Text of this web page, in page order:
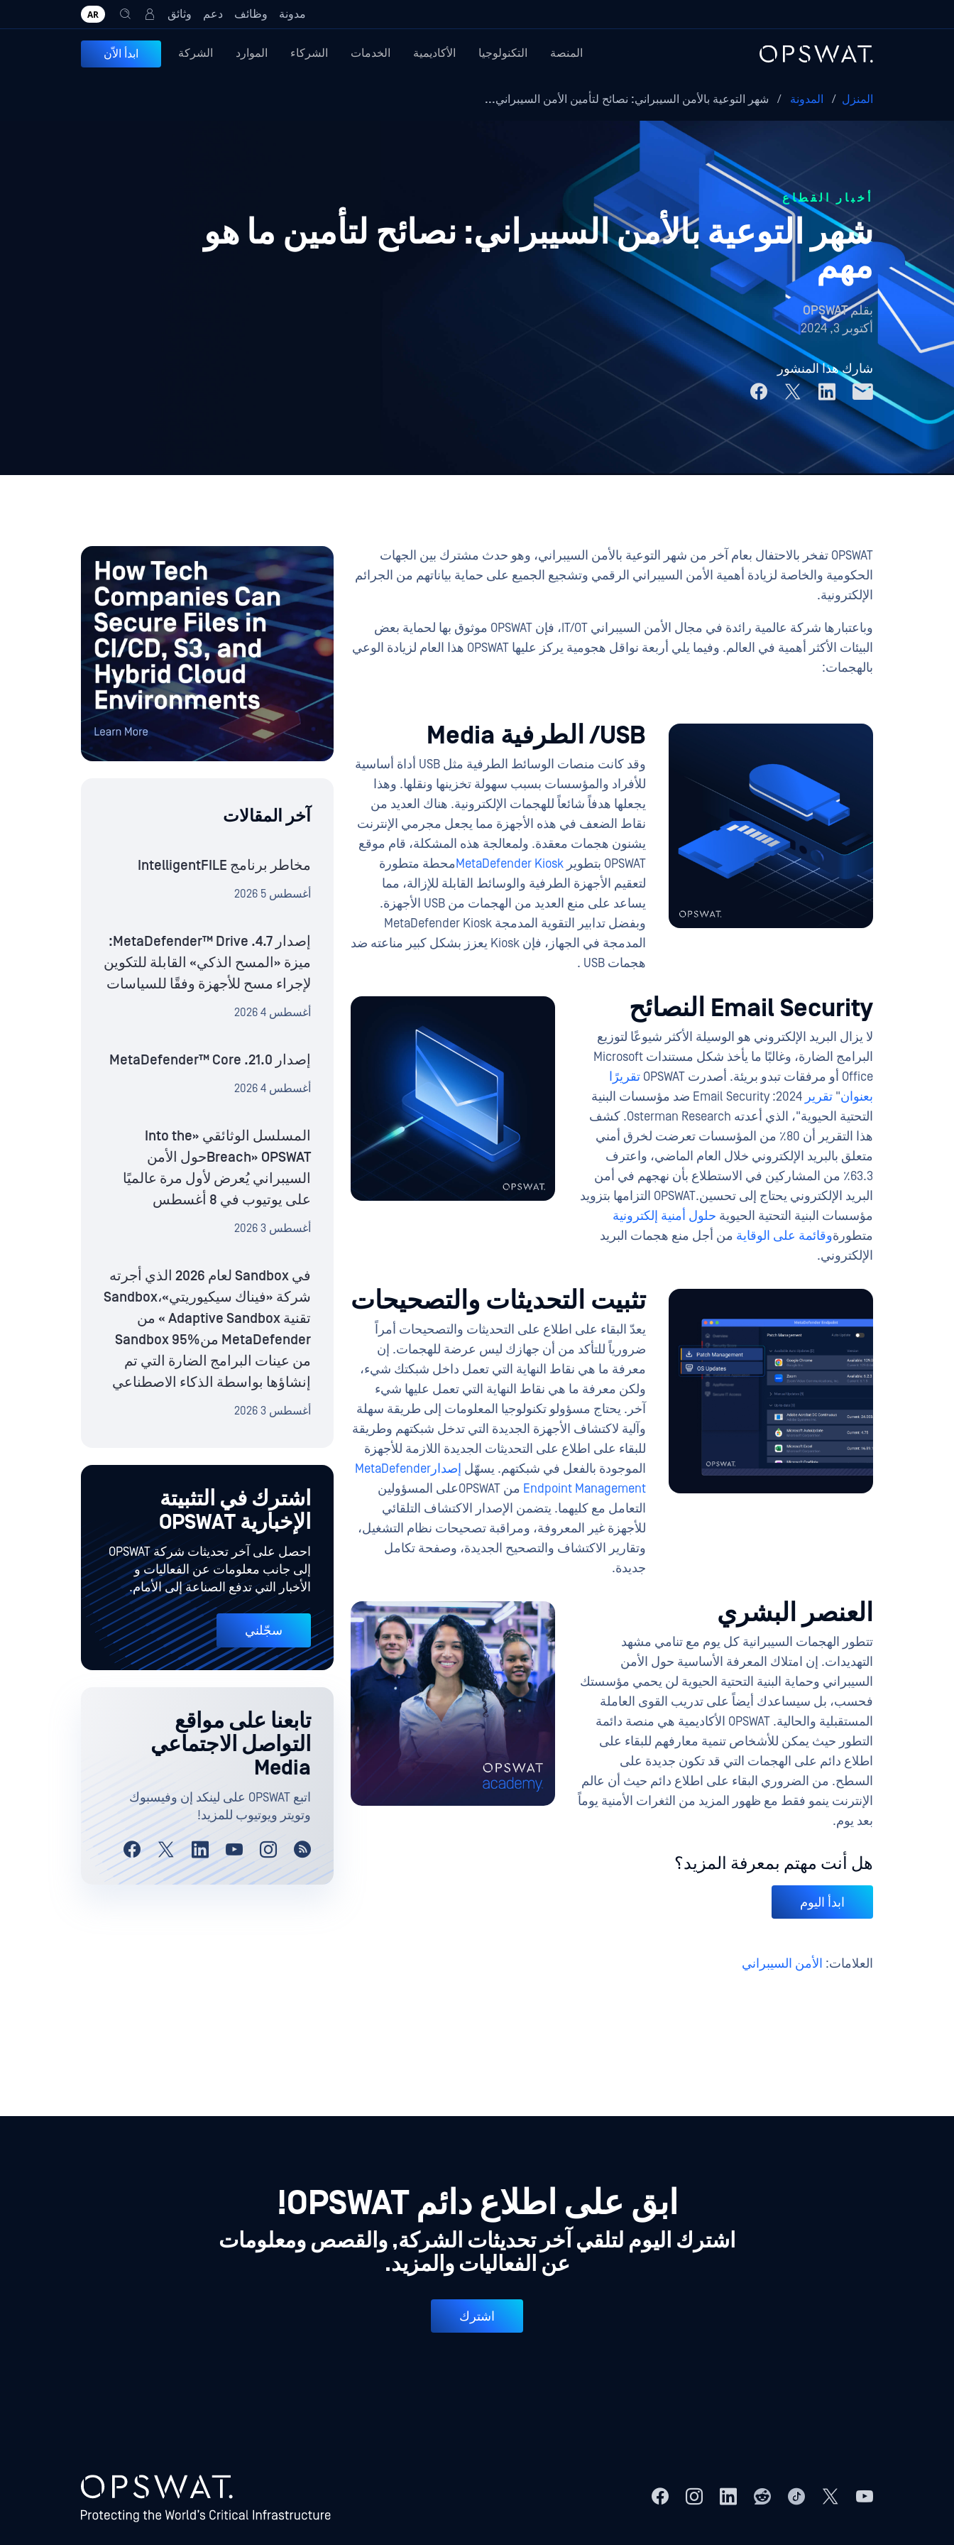
مدونة وظائف دعم وثائق AR
المنصة التكنولوجيا الأكاديمية الخدمات الشركاء الموارد الشركة ابدأ الاّن
المنزل / المدونة / شهر التوعية بالأمن السيبراني: نصائح لتأمين الأمن السيبراني...
أخبار القطاع
شهر التوعية بالأمن السيبراني: نصائح لتأمين ما هو
مهم
بقلمOPSWAT
أكتوبر 3, 2024
شارك هذا المنشور
OPSWAT تفخر بالاحتفال بعام آخر من شهر التوعية بالأمن السيبراني، وهو حدث مشترك بين الجهات
الحكومية والخاصة لزيادة أهمية الأمن السيبراني الرقمي وتشجيع الجميع على حماية بياناتهم من الجرائم
الإلكترونية.
وباعتبارها شركة عالمية رائدة في مجال الأمن السيبراني IT/OT، فإن OPSWAT موثوق بها لحماية بعض
البيئات الأكثر أهمية في العالم. وفيما يلي أربعة نواقل هجومية يركز عليها OPSWAT هذا العام لزيادة الوعي
بالهجمات:
USB/ الطرفية Media
وقد كانت منصات الوسائط الطرفية مثل USB أداة أساسية
للأفراد والمؤسسات بسبب سهولة تخزينها ونقلها. وهذا
يجعلها هدفاً شائعاً للهجمات الإلكترونية. هناك العديد من
نقاط الضعف في هذه الأجهزة مما يجعل مجرمي الإنترنت
يشنون هجمات معقدة. ولمعالجة هذه المشكلة، قام موقع
OPSWAT بتطوير
MetaDefender Kioskمحطة متطورة
لتعقيم الأجهزة الطرفية والوسائط القابلة للإزالة، مما
يساعد على منع العديد من الهجمات من USB الأجهزة.
وبفضل تدابير التقوية المدمجة MetaDefender Kiosk
المدمجة في الجهاز، فإن Kiosk يعزز بشكل كبير مناعته ضد
هجمات USB .
Email Security النصائح
لا يزال البريد الإلكتروني هو الوسيلة الأكثر شيوعًا لتوزيع
البرامج الضارة، وغالبًا ما يأخذ شكل مستندات Microsoft
Office أو مرفقات تبدو بريئة. أصدرت OPSWAT
تقريرًا
بعنوان" تقرير
2024: Email Security ضد مؤسسات البنية
التحتية الحيوية"، الذي أعدته Osterman Research. كشف
هذا التقرير أن 80٪ من المؤسسات تعرضت لخرق أمني
متعلق بالبريد الإلكتروني خلال العام الماضي، واعترف
63.3٪ من المشاركين في الاستطلاع بأن نهجهم في أمن
البريد الإلكتروني يحتاج إلى تحسين.OPSWAT التزامها بتزويد
مؤسسات البنية التحتية الحيوية حلول أمنية إلكترونية
متطورةوقائمة على الوقاية من أجل منع هجمات البريد
الإلكتروني.
تثبيت التحديثات والتصحيحات
يعدّ البقاء على اطلاع على التحديثات والتصحيحات أمراً
ضرورياً للتأكد من أن جهازك ليس عرضة للهجمات. إن
معرفة ما هي نقاط النهاية التي تعمل داخل شبكتك شيء،
ولكن معرفة ما هي نقاط النهاية التي تعمل عليها شيء
آخر. يحتاج مسؤولو تكنولوجيا المعلومات إلى طريقة سهلة
وآلية لاكتشاف الأجهزة الجديدة التي تدخل شبكتهم وطريقة
للبقاء على اطلاع على التحديثات الجديدة اللازمة للأجهزة
الموجودة بالفعل في شبكتهم. يسهّل
إصدارMetaDefender
Endpoint Management
من OPSWATعلى المسؤولين
التعامل مع كليهما. يتضمن الإصدار الاكتشاف التلقائي
للأجهزة غير المعروفة، ومراقبة تصحيحات نظام التشغيل،
وتقارير الاكتشاف والتصحيح الجديدة، وصفحة تكامل
جديدة.
العنصر البشري
تتطور الهجمات السيبرانية كل يوم مع تنامي مشهد
التهديدات. إن امتلاك المعرفة الأساسية حول الأمن
السيبراني وحماية البنية التحتية الحيوية لن يحمي مؤسستك
فحسب، بل سيساعدك أيضاً على تدريب القوى العاملة
المستقبلية والحالية. OPSWAT الأكاديمية هي منصة دائمة
التطور حيث يمكن للأشخاص تنمية معارفهم للبقاء على
اطلاع دائم على الهجمات التي قد تكون جديدة على
السطح. من الضروري البقاء على اطلاع دائم حيث أن عالم
الإنترنت ينمو فقط مع ظهور المزيد من الثغرات الأمنية يوماً
بعد يوم.
هل أنت مهتم بمعرفة المزيد؟
ابدأ اليوم
العلامات: الأمن السيبراني
آخر المقالات
مخاطر برنامج IntelligentFILE
أغسطس 5 2026
إصدار MetaDefender™ Drive .4.7:
ميزة «المسح الذكي» القابلة للتكوين
لإجراء مسح للأجهزة وفقًا للسياسات
أغسطس 4 2026
إصدار MetaDefender™ Core .21.0
أغسطس 4 2026
المسلسل الوثائقي «Into the
Breach» OPSWATحول الأمن
السيبراني يُعرض لأول مرة عالميًا
على يوتيوب في 8 أغسطس
أغسطس 3 2026
في Sandbox لعام 2026 الذي أجرته
شركة «فيناك سيكيوريتي»،Sandbox
تقنية Adaptive Sandbox » من
MetaDefender منSandbox 95%
من عينات البرامج الضارة التي تم
إنشاؤها بواسطة الذكاء الاصطناعي
أغسطس 3 2026
اشترك في التثبيتة
الإخبارية OPSWAT
احصل على آخر تحديثات شركة OPSWAT
إلى جانب معلومات عن الفعاليات و
الأخبار التي تدفع الصناعة إلى الأمام.
سجّلني
تابعنا على مواقع
التواصل الاجتماعي
Media
اتبع OPSWAT على لينكد إن وفيسبوك
وتويتر ويوتيوب للمزيد!
ابق على اطلاع دائم OPSWAT!
اشترك اليوم لتلقي آخر تحديثات الشركة, والقصص ومعلومات
عن الفعاليات والمزيد.
اشترك